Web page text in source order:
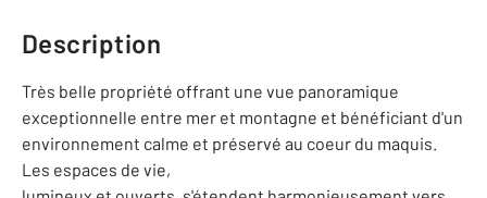
Description
Très belle propriété offrant une vue panoramique
exceptionnelle entre mer et montagne et bénéficiant d'un
environnement calme et préservé au coeur du maquis.
Les espaces de vie,